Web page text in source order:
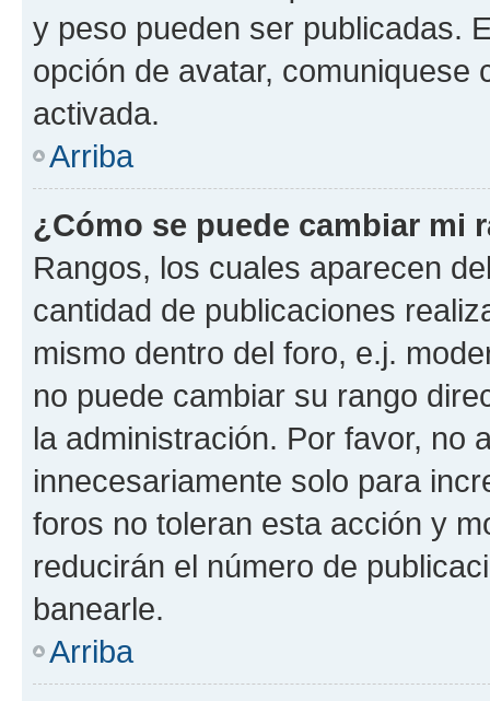
y peso pueden ser publicadas.
opción de avatar, comuniquese
activada.
Arriba
¿Cómo se puede cambiar mi
Rangos, los cuales aparecen
cantidad de publicaciones
mismo dentro del foro, e.j.
no puede cambiar su rango
la administración. Por favor, no
innecesariamente solo para
foros no toleran esta acción y
reducirán el número de
banearle.
Arriba